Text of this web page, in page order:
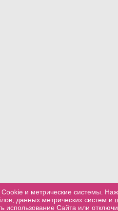
и метрические системы.
данных метрических систем и
использование Сайта или